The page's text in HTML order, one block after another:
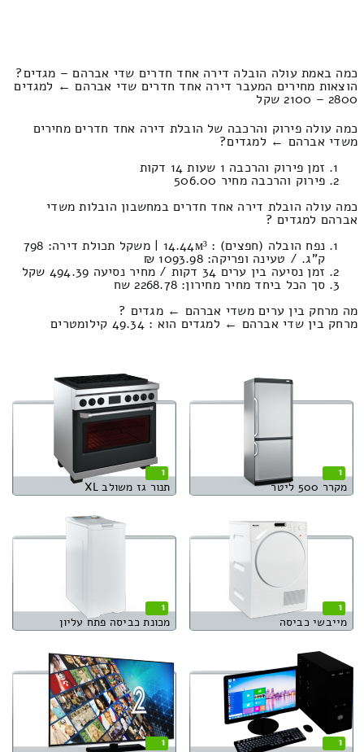
כמה באמת עולה הובלה דירה אחד חדרים שדי אברהם – מגדים?
הוצאות מחירים המעבר דירה אחד חדרים שדי אברהם ← למגדים
2800 – 2100 שקל
כמה עולה פירוק והרכבה של הובלת דירה אחד חדרים מחירים
משדי אברהם ← למגדים?
זמן פירוק והרכבה 1 שעות 14 דקות
פירוק והרכבה מחיר 506.00
כמה עולה הובלת דירה אחד חדרים במחשבון הובלות משדי
אברהם למגדים ?
נפח הובלה (חפצים) : 14.44м³ | משקל תכולת דירה: 798
ק”ג. / טעינה ופריקה: 1093.98 ₪
זמן נסיעה בין ערים 34 דקות / מחיר נסיעה 494.39 שקל
סך הכל ביחד מחיר מחירון: 2268.78 שח
מה מרחק בין ערים משדי אברהם ← מגדים ?
מרחק בין שדי אברהם ← למגדים הוא : 49.34 קילומטרים
1
מקרר 500 ליטר
1
תנור גז משולב XL
1
מייבשי כביסה
1
מכונת כביסה פתח עליון
1
1